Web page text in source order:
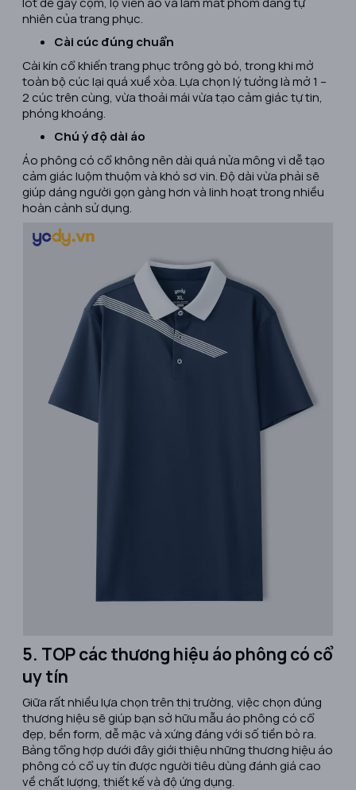
nhiên của trang phục.
Cài cúc đúng chuẩn
Cài kín cổ khiến trang phục trông gò bó, trong khi mở
toàn bộ cúc lại quá xuề xòa. Lựa chọn lý tưởng là mở 1 –
2 cúc trên cùng, vừa thoải mái vừa tạo cảm giác tự tin,
phóng khoáng.
Chú ý độ dài áo
Áo phông có cổ không nên dài quá nửa mông vì dễ tạo
cảm giác luộm thuộm và khó sơ vin. Độ dài vừa phải sẽ
giúp dáng người gọn gàng hơn và linh hoạt trong nhiều
hoàn cảnh sử dụng.
5. TOP các thương hiệu áo phông có cổ
uy tín
Giữa rất nhiều lựa chọn trên thị trường, việc chọn đúng
thương hiệu sẽ giúp bạn sở hữu mẫu áo phông có cổ
đẹp, bền form, dễ mặc và xứng đáng với số tiền bỏ ra.
Bảng tổng hợp dưới đây giới thiệu những thương hiệu áo
phông có cổ uy tín được người tiêu dùng đánh giá cao
về chất lượng, thiết kế và độ ứng dụng.